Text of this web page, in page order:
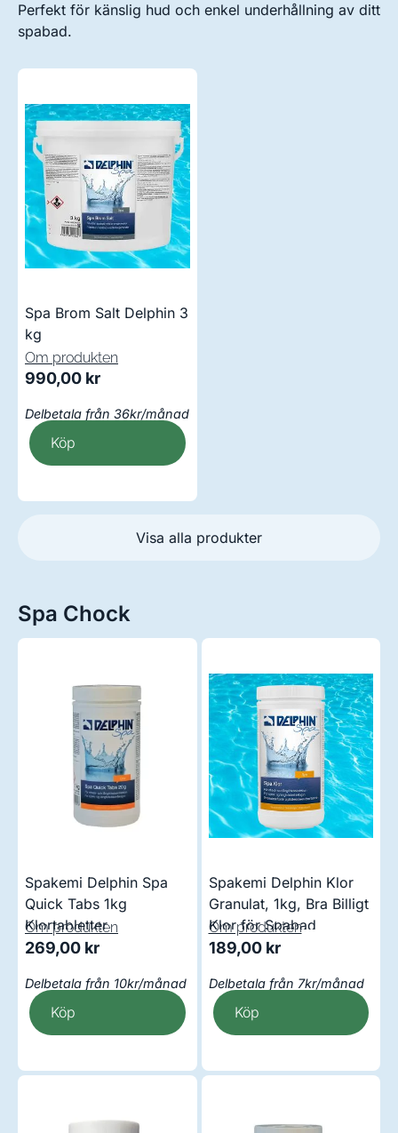
Perfekt för känslig hud och enkel underhållning av ditt
spabad.
Spa Brom Salt Delphin 3
kg
Om produkten
990,00 kr
Delbetala från 36kr/månad
Köp
Visa alla produkter
Spa Chock
Spakemi Delphin Spa
Quick Tabs 1kg
Klortabletter
Om produkten
269,00 kr
Delbetala från 10kr/månad
Köp
Spakemi Delphin Klor
Granulat, 1kg, Bra Billigt
Klor för Spabad
Om produkten
189,00 kr
Delbetala från 7kr/månad
Köp